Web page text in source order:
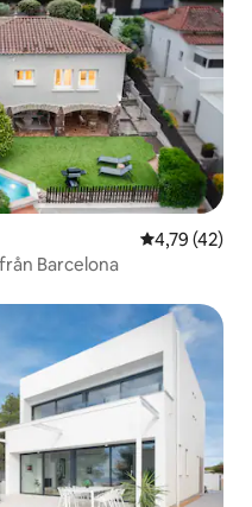
4,79 av 5 i
4,79 (42)
Barcelona